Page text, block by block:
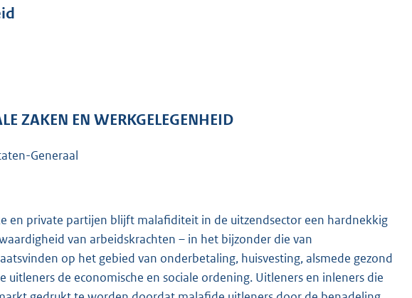
ZAKEN EN WERKGELEGENHEID
Generaal
en private partijen blijft malafiditeit in de uitzendsector een hardnekkig
van arbeidskrachten – in het bijzonder die van
op het gebied van onderbetaling, huisvesting, alsmede gezond
de economische en sociale ordening. Uitleners en inleners die